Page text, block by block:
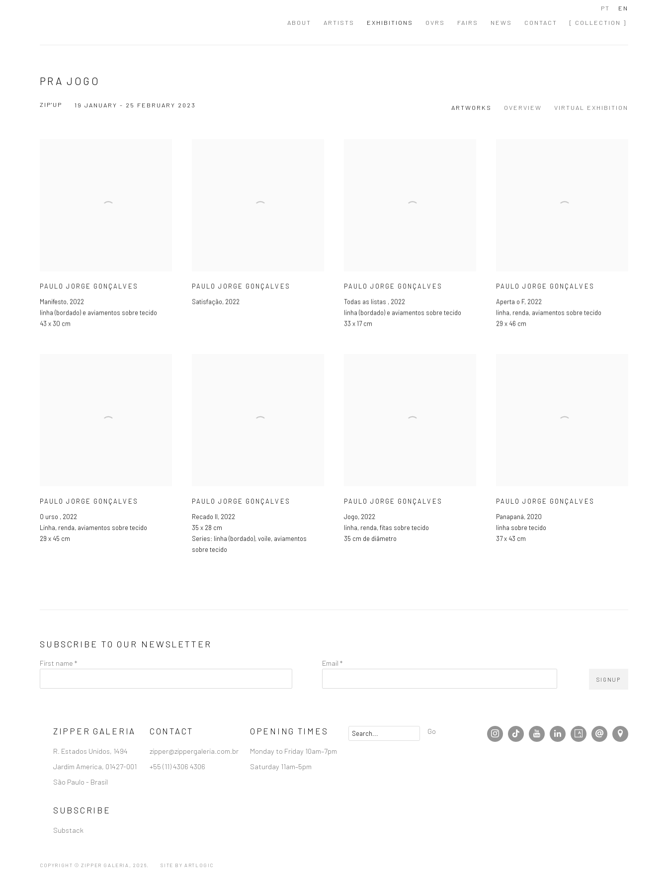
ABOUT ARTISTS EXHIBITIONS OVRS FAIRS NEWS CONTACT [ COLLECTION ]
PT EN
PRA JOGO
ZIP'UP 19 JANUARY - 25 FEBRUARY 2023 ARTWORKS OVERVIEW VIRTUAL EXHIBITION
PAULO JORGE GONÇALVES
Manifesto, 2022
linha (bordado) e aviamentos sobre tecido
43 x 30 cm
PAULO JORGE GONÇALVES
Satisfação, 2022
PAULO JORGE GONÇALVES
Todas as listas , 2022
linha (bordado) e aviamentos sobre tecido
33 x 17 cm
PAULO JORGE GONÇALVES
Aperta o F, 2022
linha, renda, aviamentos sobre tecido
29 x 46 cm
PAULO JORGE GONÇALVES
O urso , 2022
Linha, renda, aviamentos sobre tecido
29 x 45 cm
PAULO JORGE GONÇALVES
Recado II, 2022
35 x 28 cm
Series: linha (bordado),voile, aviamentos
sobre tecido
PAULO JORGE GONÇALVES
Jogo, 2022
linha, renda,fitas sobre tecido
35 cm de diâmetro
PAULO JORGE GONÇALVES
Panapaná, 2020
linha sobre tecido
37 x 43 cm
SUBSCRIBE TO OUR NEWSLETTER
First name * Email *
SIGNUP
ZIPPER GALERIA
R. Estados Unidos, 1494
Jardim America, 01427-001
São Paulo - Brasil
SUBSCRIBE
Substack
CONTACT
zipper@zippergaleria.com.br
+55 (11) 4306 4306
OPENING TIMES
Monday to Friday 10am–7pm
Saturday 11am–5pm
Go
COPYRIGHT © ZIPPER GALERIA, 2026. SITE BY ARTLOGIC